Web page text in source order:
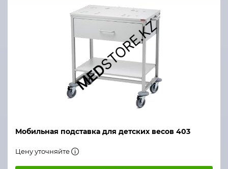
Мобильная подставка для детских весов 403
Цену уточняйте